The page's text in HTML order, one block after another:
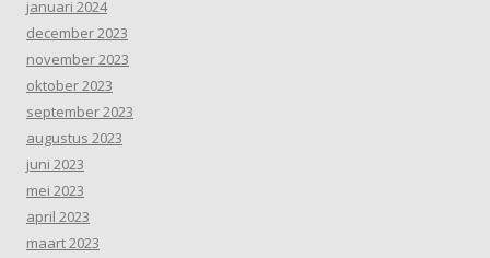
januari 2024
december 2023
november 2023
oktober 2023
september 2023
augustus 2023
juni 2023
mei 2023
april 2023
maart 2023